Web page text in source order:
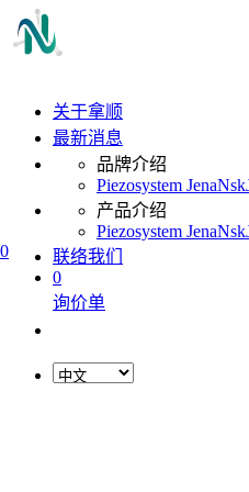
0
关于拿顺
最新消息
品牌介绍
Piezosystem JenaNsk
产品介绍
Piezosystem JenaNsk
联络我们
0
询价单